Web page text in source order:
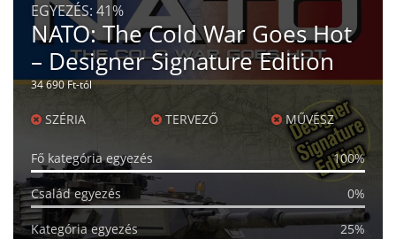
EGYEZÉS: 41%
NATO: The Cold War Goes Hot
– Designer Signature Edition
34 690 Ft-tól
SZÉRIA TERVEZŐ MŰVÉSZ
Fő kategória egyezés 100%
Család egyezés 0%
Kategória egyezés
25%